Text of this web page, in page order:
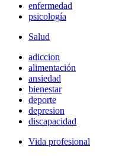
enfermedad
psicología
Salud
adiccion
alimentación
ansiedad
bienestar
deporte
depresion
discapacidad
Vida profesional